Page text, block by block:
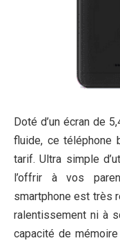
Doté d’un écran de
fluide, ce téléphone
tarif. Ultra simple
l’offrir à vos
smartphone est très
ralentissement ni à
capacité de